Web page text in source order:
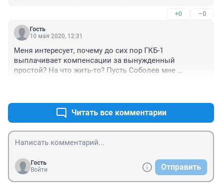
+0 –0
Гость
10 мая 2020, 12:31
Меня интересует, почему до сих пор ГКБ-1
выплачивает компенсации за вынужденный
простой? На что жить-то? Пусть Соболев мне
заявление, что ли? Или президенту?
Читать все комментарии
Гость
Войти
Отправить